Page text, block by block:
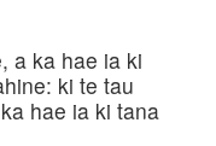
a ka hae ia ki
ki te tau
hae ia ki tana